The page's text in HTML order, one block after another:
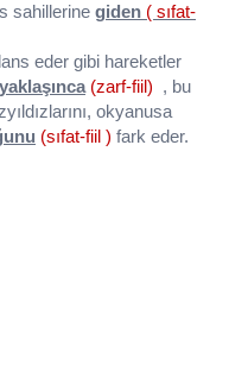
sahillerine giden ( sıfat-
eder gibi hareketler
yaklaşınca (zarf-fiil)
, bu
okyanusa
(sıfat-fiil ) fark eder.